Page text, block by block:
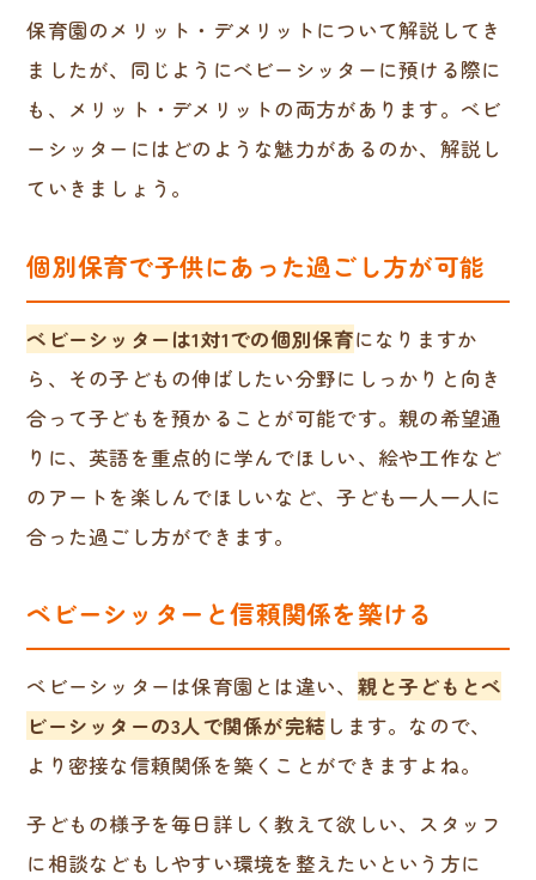
保育園のメリット・デメリットについて解説してき
ましたが、同じようにベビーシッターに預ける際に
も、メリット・デメリットの両方があります。ベビ
ーシッターにはどのような魅力があるのか、解説し
ていきましょう。
個別保育で子供にあった過ごし方が可能
ベビーシッターは1対1での個別保育になりますか
ら、その子どもの伸ばしたい分野にしっかりと向き
合って子どもを預かることが可能です。親の希望通
りに、英語を重点的に学んでほしい、絵や工作など
のアートを楽しんでほしいなど、子ども一人一人に
合った過ごし方ができます。
ベビーシッターと信頼関係を築ける
ベビーシッターは保育園とは違い、 親と子どもとベ
ビーシッターの3人で関係が完結 します。なので、
より密接な信頼関係を築くことができますよね。
子どもの様子を毎日詳しく教えて欲しい、スタッフ
に相談などもしやすい環境を整えたいという方に